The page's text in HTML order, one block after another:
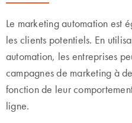
Le marketing automation est
les clients potentiels. En
automation, les entreprises
campagnes de marketing à
fonction de leur
ligne.